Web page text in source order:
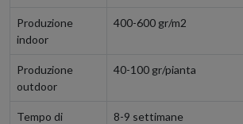
Produzione
indoor
400-600 gr/m2
Produzione
outdoor
40-100 gr/pianta
Tempo di
8-9 settimane